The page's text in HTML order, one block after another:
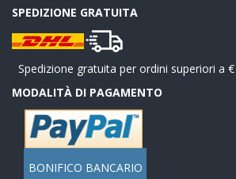
SPEDIZIONE GRATUITA
Spedizione gratuita per ordini superiori a
MODALITÀ DI PAGAMENTO
BONIFICO BANCARIO